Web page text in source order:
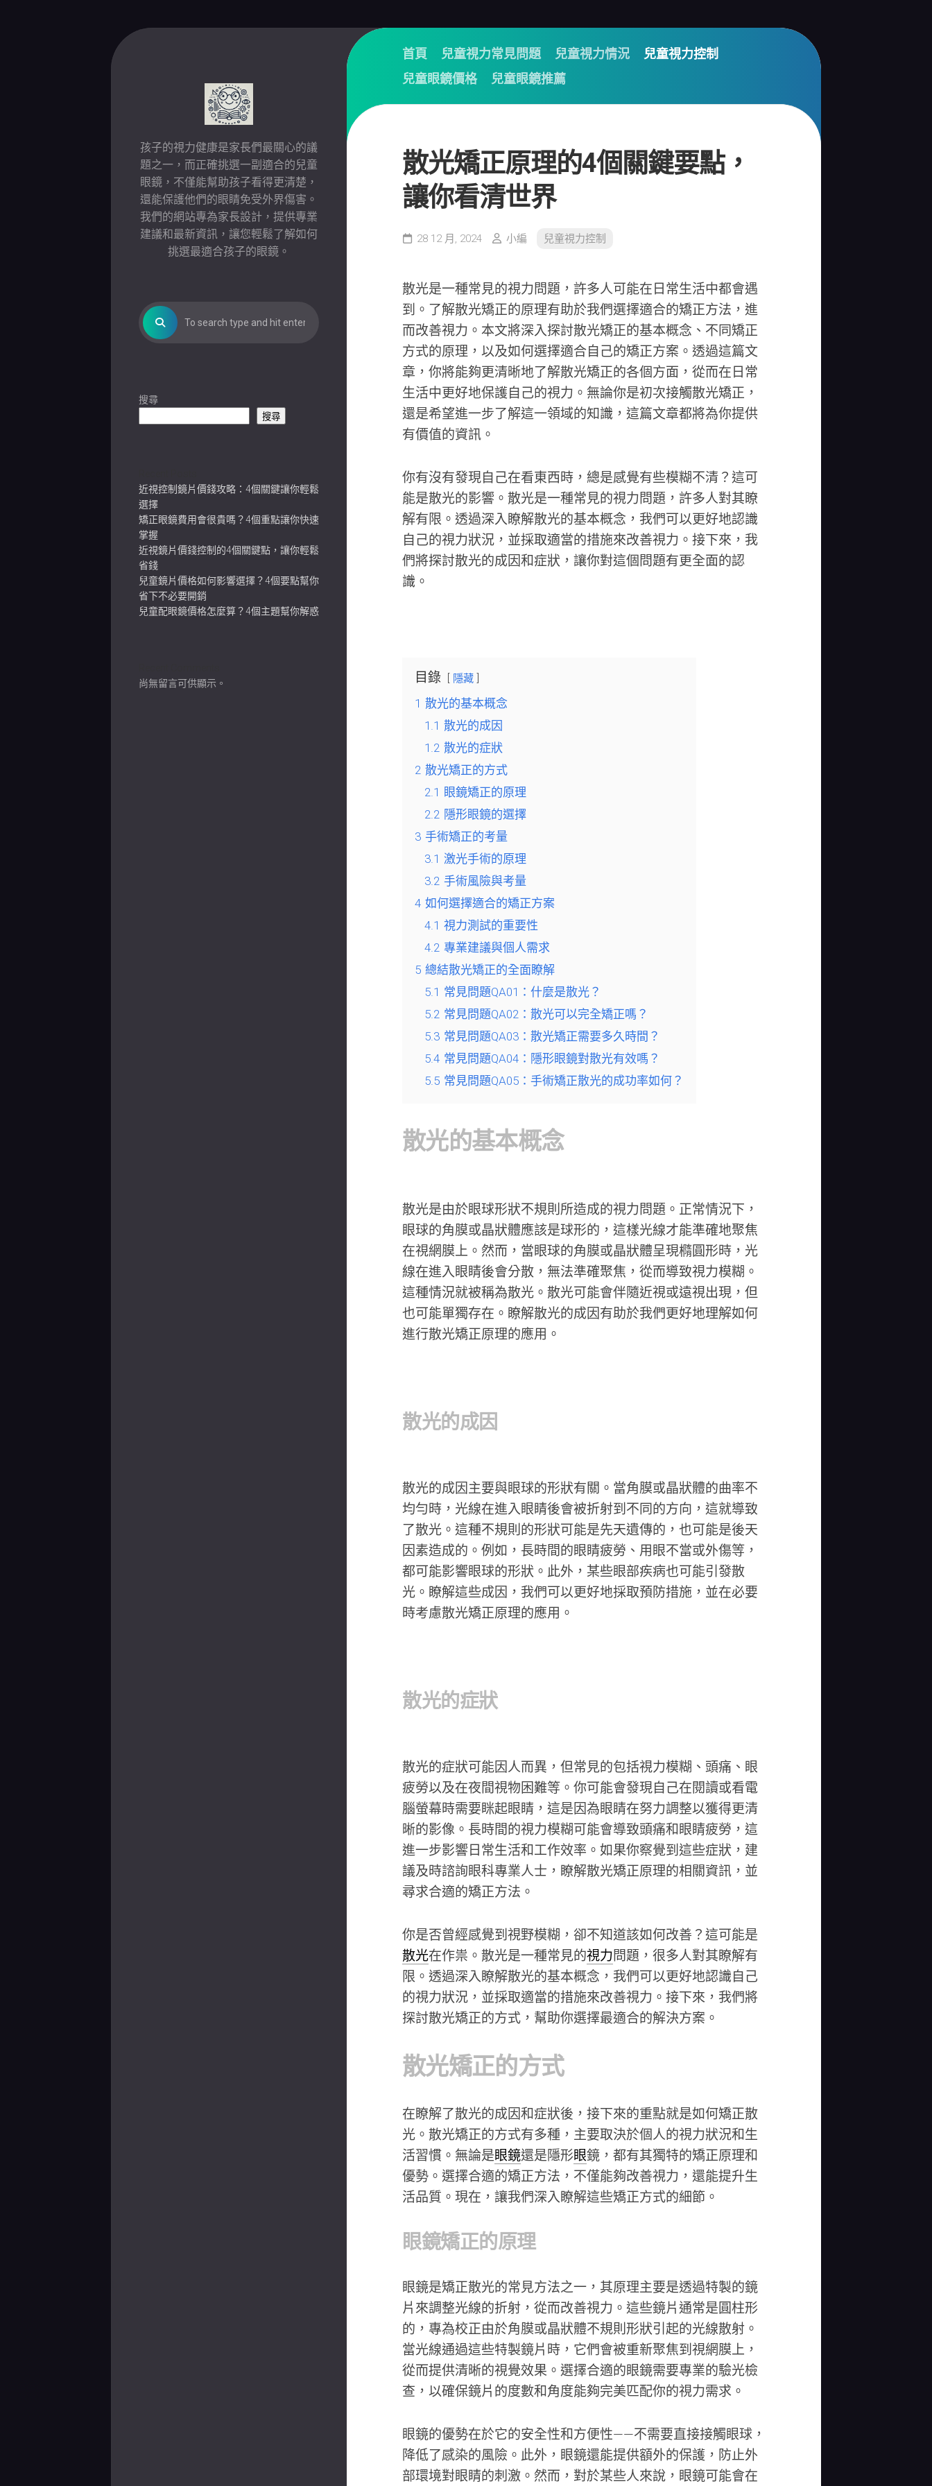
孩子的視力健康是家長們最關心的議
題之一，而正確挑選一副適合的兒童
眼鏡，不僅能幫助孩子看得更清楚，
還能保護他們的眼睛免受外界傷害。
我們的網站專為家長設計，提供專業
建議和最新資訊，讓您輕鬆了解如何
挑選最適合孩子的眼鏡。
搜尋
搜尋
近視控制鏡片價錢攻略：4個關鍵讓你輕鬆
選擇
矯正眼鏡費用會很貴嗎？4個重點讓你快速
掌握
近視鏡片價錢控制的4個關鍵點，讓你輕鬆
省錢
兒童鏡片價格如何影響選擇？4個要點幫你
省下不必要開銷
兒童配眼鏡價格怎麼算？4個主題幫你解惑
尚無留言可供顯示。
首頁 兒童視力常見問題 兒童視力情況
兒童視力控制
兒童眼鏡價格
兒童眼鏡推薦
散光矯正原理的4個關鍵要點，
讓你看清世界
28 12 月, 2024 小編 兒童視力控制
散光是一種常見的視力問題，許多人可能在日常生活中都會遇
到。了解散光矯正的原理有助於我們選擇適合的矯正方法，進
而改善視力。本文將深入探討散光矯正的基本概念、不同矯正
方式的原理，以及如何選擇適合自己的矯正方案。透過這篇文
章，你將能夠更清晰地了解散光矯正的各個方面，從而在日常
生活中更好地保護自己的視力。無論你是初次接觸散光矯正，
還是希望進一步了解這一領域的知識，這篇文章都將為你提供
有價值的資訊。
你有沒有發現自己在看東西時，總是感覺有些模糊不清？這可
能是散光的影響。散光是一種常見的視力問題，許多人對其瞭
解有限。透過深入瞭解散光的基本概念，我們可以更好地認識
自己的視力狀況，並採取適當的措施來改善視力。接下來，我
們將探討散光的成因和症狀，讓你對這個問題有更全面的認
識。
目錄 隱藏
1 散光的基本概念
1.1 散光的成因
1.2 散光的症狀
2 散光矯正的方式
2.1 眼鏡矯正的原理
2.2 隱形眼鏡的選擇
3 手術矯正的考量
3.1 激光手術的原理
3.2 手術風險與考量
4 如何選擇適合的矯正方案
4.1 視力測試的重要性
4.2 專業建議與個人需求
5 總結散光矯正的全面瞭解
5.1 常見問題QA01：什麼是散光？
5.2 常見問題QA02：散光可以完全矯正嗎？
5.3 常見問題QA03：散光矯正需要多久時間？
5.4 常見問題QA04：隱形眼鏡對散光有效嗎？
5.5 常見問題QA05：手術矯正散光的成功率如何？
散光的基本概念
散光是由於眼球形狀不規則所造成的視力問題。正常情況下，
眼球的角膜或晶狀體應該是球形的，這樣光線才能準確地聚焦
在視網膜上。然而，當眼球的角膜或晶狀體呈現橢圓形時，光
線在進入眼睛後會分散，無法準確聚焦，從而導致視力模糊。
這種情況就被稱為散光。散光可能會伴隨近視或遠視出現，但
也可能單獨存在。瞭解散光的成因有助於我們更好地理解如何
進行散光矯正原理的應用。
散光的成因
散光的成因主要與眼球的形狀有關。當角膜或晶狀體的曲率不
均勻時，光線在進入眼睛後會被折射到不同的方向，這就導致
了散光。這種不規則的形狀可能是先天遺傳的，也可能是後天
因素造成的。例如，長時間的眼睛疲勞、用眼不當或外傷等，
都可能影響眼球的形狀。此外，某些眼部疾病也可能引發散
光。瞭解這些成因，我們可以更好地採取預防措施，並在必要
時考慮散光矯正原理的應用。
散光的症狀
散光的症狀可能因人而異，但常見的包括視力模糊、頭痛、眼
疲勞以及在夜間視物困難等。你可能會發現自己在閱讀或看電
腦螢幕時需要眯起眼睛，這是因為眼睛在努力調整以獲得更清
晰的影像。長時間的視力模糊可能會導致頭痛和眼睛疲勞，這
進一步影響日常生活和工作效率。如果你察覺到這些症狀，建
議及時諮詢眼科專業人士，瞭解散光矯正原理的相關資訊，並
尋求合適的矯正方法。
你是否曾經感覺到視野模糊，卻不知道該如何改善？這可能是
散光在作祟。散光是一種常見的視力問題，很多人對其瞭解有
限。透過深入瞭解散光的基本概念，我們可以更好地認識自己
的視力狀況，並採取適當的措施來改善視力。接下來，我們將
探討散光矯正的方式，幫助你選擇最適合的解決方案。
散光矯正的方式
在瞭解了散光的成因和症狀後，接下來的重點就是如何矯正散
光。散光矯正的方式有多種，主要取決於個人的視力狀況和生
活習慣。無論是眼鏡還是隱形眼鏡，都有其獨特的矯正原理和
優勢。選擇合適的矯正方法，不僅能夠改善視力，還能提升生
活品質。現在，讓我們深入瞭解這些矯正方式的細節。
眼鏡矯正的原理
眼鏡是矯正散光的常見方法之一，其原理主要是透過特製的鏡
片來調整光線的折射，從而改善視力。這些鏡片通常是圓柱形
的，專為校正由於角膜或晶狀體不規則形狀引起的光線散射。
當光線通過這些特製鏡片時，它們會被重新聚焦到視網膜上，
從而提供清晰的視覺效果。選擇合適的眼鏡需要專業的驗光檢
查，以確保鏡片的度數和角度能夠完美匹配你的視力需求。
眼鏡的優勢在於它的安全性和方便性——不需要直接接觸眼球，
降低了感染的風險。此外，眼鏡還能提供額外的保護，防止外
部環境對眼睛的刺激。然而，對於某些人來說，眼鏡可能會在